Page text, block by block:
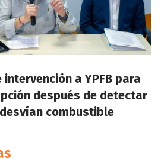
a YPFB para
después de detectar
combustible